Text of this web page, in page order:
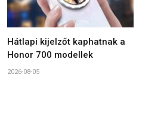
Hátlapi kijelzőt kaphatnak a
Honor 700 modellek
2026-08-05